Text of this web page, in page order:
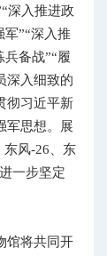
深入推进政
军”“深入推
兵备战”“履
深入细致的
彻习近平新
军思想。展
东风-26、东
一步坚定
馆将共同开